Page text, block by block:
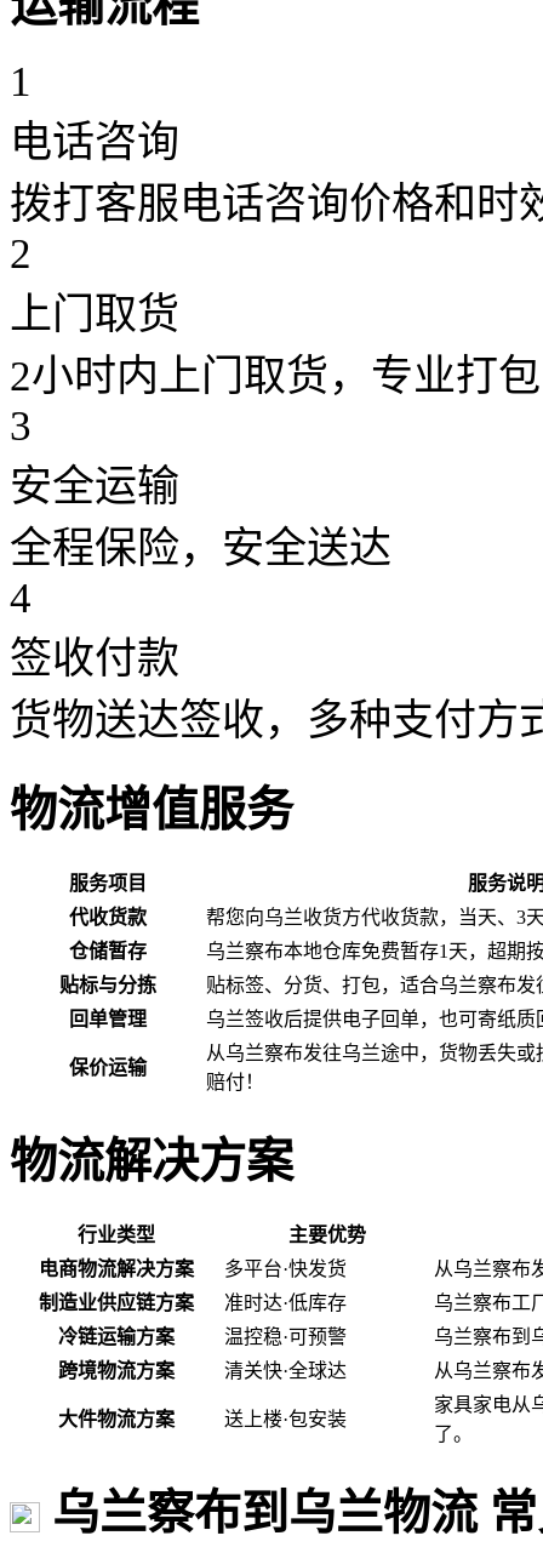
1
电话咨询
拨打客服电话咨询价格和时
2
上门取货
2小时内上门取货，专业打包
3
安全运输
全程保险，安全送达
4
签收付款
货物送达签收，多种支付方
物流增值服务
服务项目
服务说
代收货款
帮您向乌兰收货方代收货款，当天、3
仓储暂存
乌兰察布本地仓库免费暂存1天，超期
贴标与分拣
贴标签、分货、打包，适合乌兰察布
回单管理
乌兰签收后提供电子回单，也可寄纸质
保价运输
从乌兰察布发往乌兰途中，货物丢失
赔付！
物流解决方案
行业类型
主要优势
电商物流解决方案
多平台·快发货
从乌兰察布
制造业供应链方案
准时达·低库存
乌兰察布工
冷链运输方案
温控稳·可预警
乌兰察布到
跨境物流方案
清关快·全球达 从乌兰察布
大件物流方案 送上楼·包安装
家具家电从
了。
乌兰察布到乌兰物流